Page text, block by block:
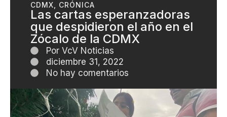
CDMX CRÓNICA
Las cartas esperanzadoras
que despidieron el año en el
Zócalo de la CDMX
Por VcV Noticias
diciembre 31, 2022
No hay comentarios